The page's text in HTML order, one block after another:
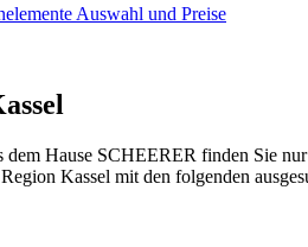
Auswahl und Preise
dem Hause SCHEERER finden Sie
Kassel mit den folgenden